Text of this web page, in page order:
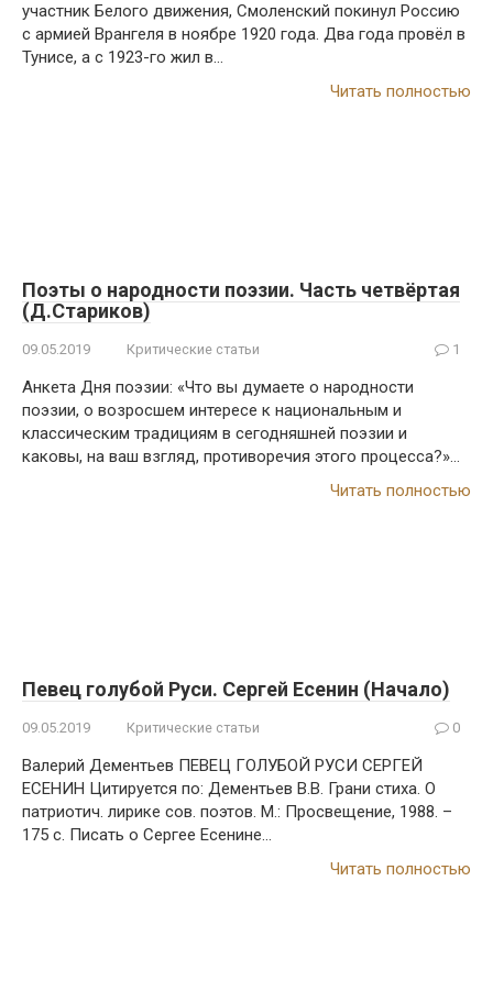
участник Белого движения, Смоленский покинул Россию
с армией Врангеля в ноябре 1920 года. Два года провёл в
Тунисе, а с 1923-го жил в…
Читать полностью
Поэты о народности поэзии. Часть четвёртая
(Д.Стариков)
09.05.2019 Критические статьи 1
Анкета Дня поэзии: «Что вы думаете о народности
поэзии, о возросшем интересе к национальным и
классическим традициям в сегодняшней поэзии и
каковы, на ваш взгляд, противоречия этого процесса?»…
Читать полностью
Певец голубой Руси. Сергей Есенин (Начало)
09.05.2019 Критические статьи 0
Валерий Дементьев ПЕВЕЦ ГОЛУБОЙ РУСИ СЕРГЕЙ
ЕСЕНИН Цитируется по: Дементьев В.В. Грани стиха. О
патриотич. лирике сов. поэтов. М.: Просвещение, 1988. –
175 с. Писать о Сергее Есенине…
Читать полностью